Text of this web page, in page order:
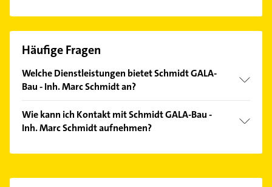
Häufige Fragen
Welche Dienstleistungen bietet Schmidt GALA-
Bau - Inh. Marc Schmidt an?
Pflasterarbeiten, Werkzeugvermietung und
Ausschachtungen.
Wie kann ich Kontakt mit Schmidt GALA-Bau -
Inh. Marc Schmidt aufnehmen?